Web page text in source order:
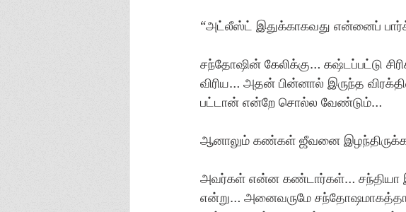
“அட்லீஸ்ட் இதுக்காகவது என்னைப்
சந்தோஷின் கேலிக்கு… கஷ்டப்பட்டு
விரிய… அதன் பின்னால் இருந்த
பட்டான் என்றே சொல்ல வேண்டும்…
ஆனாலும் கண்கள் ஜீவனை
அவர்கள் என்ன கண்டார்கள்… சந்தியா
என்று… அனைவருமே